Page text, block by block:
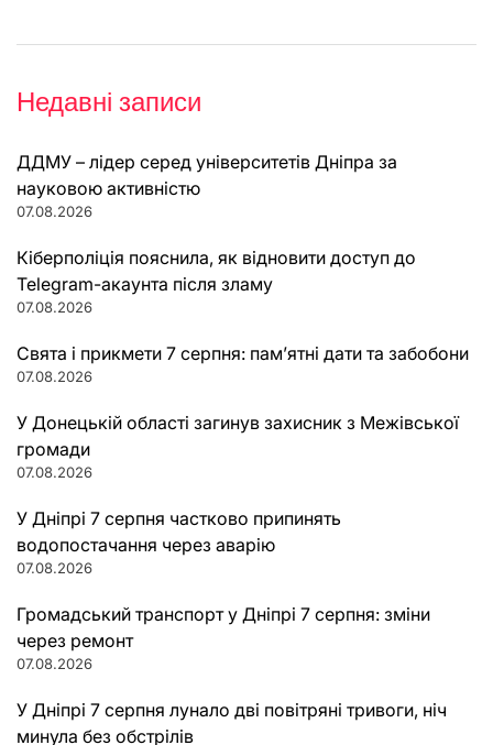
Недавні записи
ДДМУ – лідер серед університетів Дніпра за
науковою активністю
07.08.2026
Кіберполіція пояснила, як відновити доступ до
Telegram-акаунта після зламу
07.08.2026
Свята і прикмети 7 серпня: пам’ятні дати та забобони
07.08.2026
У Донецькій області загинув захисник з Межівської
громади
07.08.2026
У Дніпрі 7 серпня частково припинять
водопостачання через аварію
07.08.2026
Громадський транспорт у Дніпрі 7 серпня: зміни
через ремонт
07.08.2026
У Дніпрі 7 серпня лунало дві повітряні тривоги, ніч
минула без обстрілів